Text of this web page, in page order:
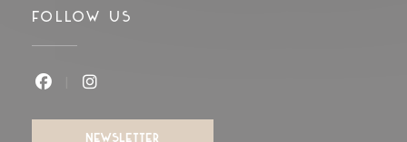
FOLLOW US
NEWSLETTER